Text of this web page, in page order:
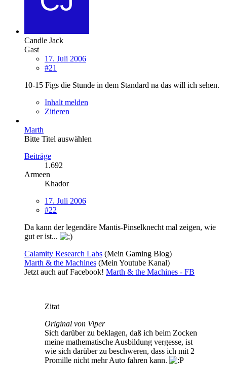
Candle Jack
Gast
17. Juli 2006
#21
10-15 Figs die Stunde in dem Standard na das will ich sehen.
Inhalt melden
Zitieren
Marth
Bitte Titel auswählen
Beiträge
1.692
Armeen
Khador
17. Juli 2006
#22
Da kann der legendäre Mantis-Pinselknecht mal zeigen, wie
gut er ist...
Calamity Research Labs (Mein Gaming Blog)
Marth & the Machines (Mein Youtube Kanal)
Jetzt auch auf Facebook! Marth & the Machines - FB
Zitat
Original von Viper
Sich darüber zu beklagen, daß ich beim Zocken
meine mathematische Ausbildung vergesse, ist
wie sich darüber zu beschweren, dass ich mit 2
Promille nicht mehr Auto fahren kann.